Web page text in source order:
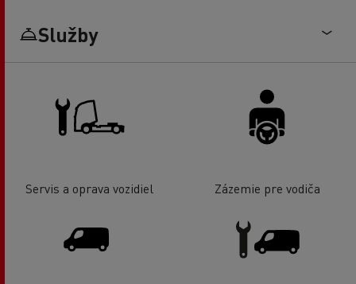
Služby
Servis a oprava vozidiel Zázemie pre vodiča